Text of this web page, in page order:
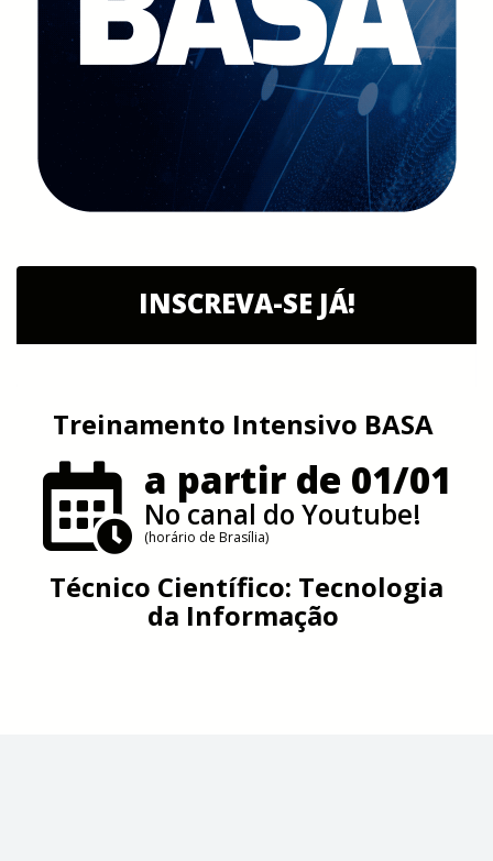
INSCREVA-SE JÁ!
Treinamento Intensivo BASA
a partir de 01/01
No canal do Youtube!
(horário de Brasília)
Técnico Científico: Tecnologia
da Informação